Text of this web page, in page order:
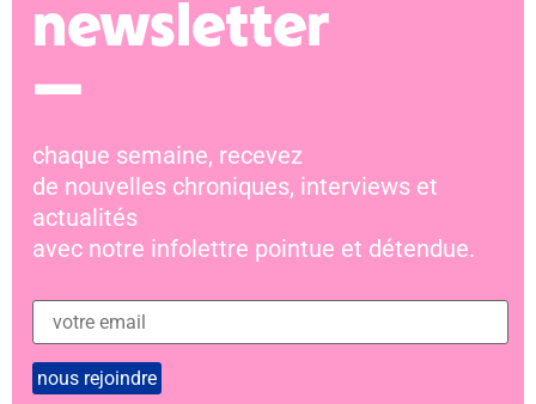
newsletter
—
chaque semaine, recevez
de nouvelles chroniques, interviews et
actualités
avec notre infolettre pointue et détendue.